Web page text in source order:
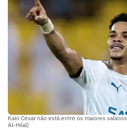
Kaio César não está entre os maiores
Al-Hilal)